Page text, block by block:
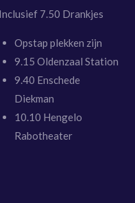
Inclusief 7.50 Drankjes
Opstap plekken zijn
9.15 Oldenzaal Station
9.40 Enschede
Diekman
10.10 Hengelo
Rabotheater